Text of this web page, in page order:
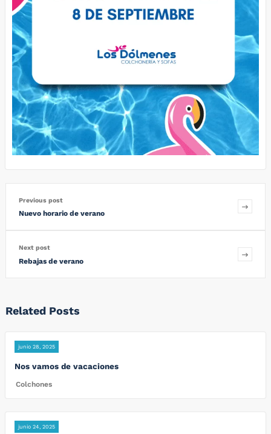
Previous post
Nuevo horario de verano
Next post
Rebajas de verano
Related Posts
junio 28, 2025
Nos vamos de vacaciones
Colchones
junio 24, 2025